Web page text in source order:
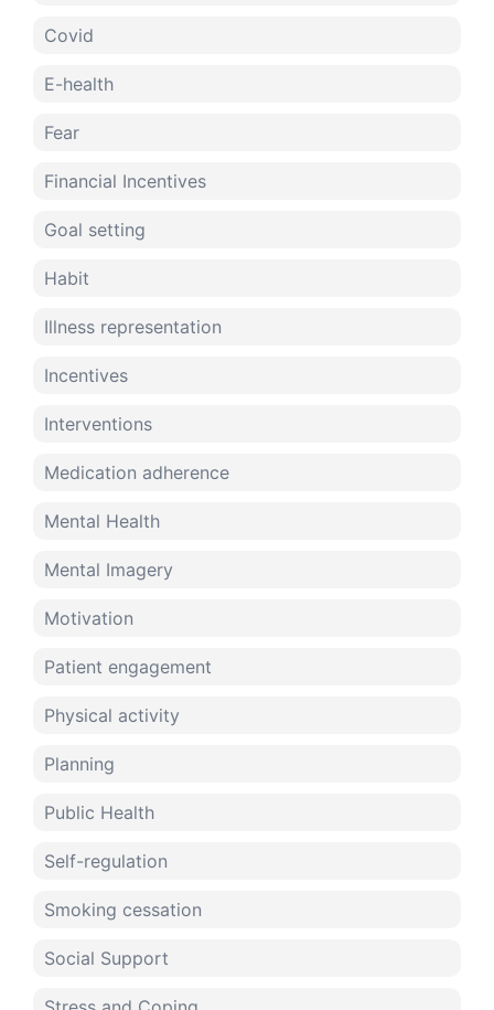
Covid
E-health
Fear
Financial Incentives
Goal setting
Habit
Illness representation
Incentives
Interventions
Medication adherence
Mental Health
Mental Imagery
Motivation
Patient engagement
Physical activity
Planning
Public Health
Self-regulation
Smoking cessation
Social Support